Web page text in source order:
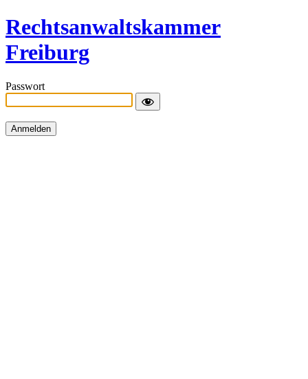
Rechtsanwaltskammer
Freiburg
Passwort